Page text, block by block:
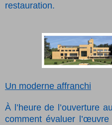
restauration.
Un moderne affranchi
À l’heure de l’ouverture
comment évaluer